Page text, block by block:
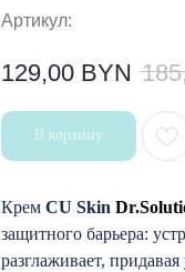
Артикул:
129,00 BYN
В корзину
Крем CU Skin
защитного барьера:
разглаживает,